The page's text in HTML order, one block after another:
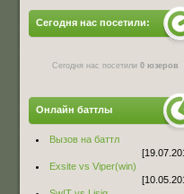
Сегодня нас посетили:
Сегодня нас посетили 0 юзеров
Онлайн баттлы
Вызов на баттл
Exsite vs Viper(win)